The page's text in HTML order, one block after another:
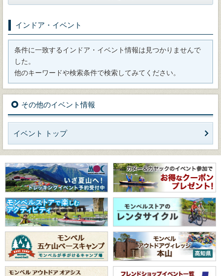
インドア・イベント
条件に一致するインドア・イベント情報は見つかりませんで
した。
他のキーワードや検索条件で検索してみてください。
その他のイベント情報
イベント トップ